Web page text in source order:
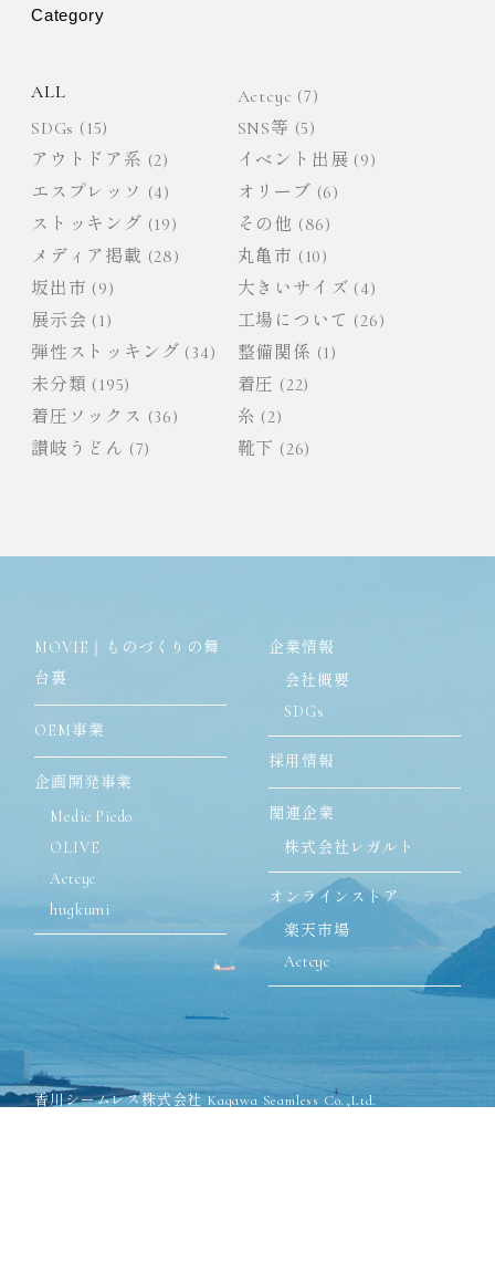
ョ
Category
ALL Actcyc (7)
SDGs (15) SNS等 (5)
アウトドア系 (2) イベント出展 (9)
エスプレッソ (4) オリーブ (6)
ストッキング (19) その他 (86)
メディア掲載 (28) 丸亀市 (10)
坂出市 (9) 大きいサイズ (4)
展示会 (1) 工場について (26)
弾性ストッキング (34) 整備関係 (1)
未分類 (195) 着圧 (22)
着圧ソックス (36) 糸 (2)
讃岐うどん (7) 靴下 (26)
香川シームレス株式会社 Kagawa Seamless Co.,Ltd.
MOVIE｜ものづくりの舞
台裏
OEM事業
企画開発事業
Medic Piedo
OLIVE
Actcyc
hugkumi
企業情報
会社概要
SDGs
採用情報
関連企業
株式会社レガルト
オンラインストア
楽天市場
Actcyc